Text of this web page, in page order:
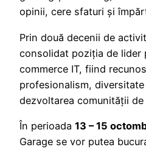
opinii, cere sfaturi și
Prin două decenii de
consolidat poziția de lider
commerce IT, fiind
profesionalism,
dezvoltarea comunității de
În perioada 13 – 15
Garage se vor putea